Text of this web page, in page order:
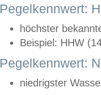
Pegelkennwert:
höchster
Beispiel: HHW
Pegelkennwert:
niedrigster